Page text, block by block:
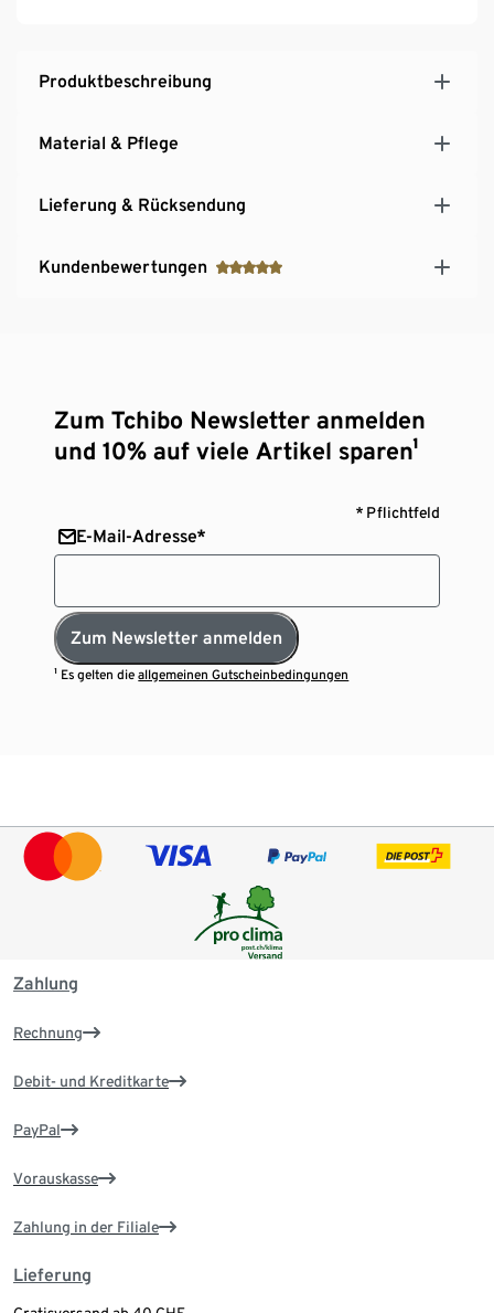
Produktbeschreibung
Material & Pflege
Lieferung & Rücksendung
Kundenbewertungen
Zum Tchibo Newsletter anmelden
und 10% auf viele Artikel sparen¹
* Pflichtfeld
E-Mail-Adresse*
Zum Newsletter anmelden
¹ Es gelten dieallgemeinen Gutscheinbedingungen
Zahlung
Rechnung
Debit- und Kreditkarte
PayPal
Vorauskasse
Zahlung in der Filiale
Lieferung